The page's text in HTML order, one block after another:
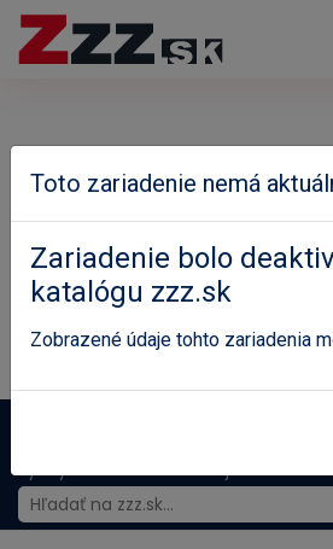
Ambulancia pre diabetes, poruchy
Toto zariadenie nemá
Zariadenie bolo
katalógu zzz.sk
Zobrazené údaje tohto zariadenia